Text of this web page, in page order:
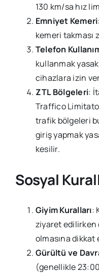
130 km/sa hız
Emniyet Kemeri
kemeri takması
Telefon
kullanmak
cihazlara izin
ZTL Bölgeleri:
Traffico
trafik bölgeleri
giriş yapmak
kesilir.
Sosyal
Giyim Kuralları:
ziyaret edilirken
olmasına dikkat
Gürültü ve
(genellikle